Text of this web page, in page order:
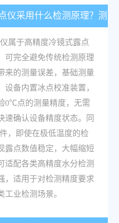
仪采用什么检测原理？测
属于高精度冷镜式露点
可完全避免传统检测原理
来的测量误差，基础测量
备内置冰点校准装置，
0℃点的测量精度，无需
速确认设备精度状态。同
，即使在极低温度的检
露点数值稳定，大幅缩短
适配各类高精度水分检测
，适用于对检测精度要求
工业检测场景。